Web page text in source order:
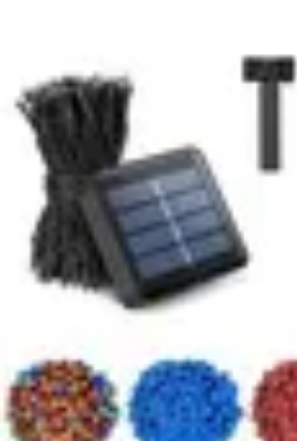
Entretenimiento Es